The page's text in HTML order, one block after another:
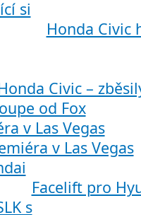
Honda Civic
Civic –
v Las Vegas
Facelift pro